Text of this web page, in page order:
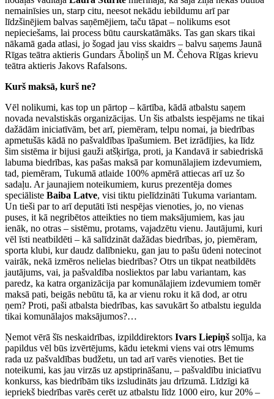
nemainīsies un, starp citu, neesot nekādu iebildumu arī par
līdzšinējiem balvas saņēmējiem, taču tāpat – nolikums esot
nepieciešams, lai process būtu caurskatāmāks. Tas gan skars tikai
nākamā gada atlasi, jo šogad jau viss skaidrs – balvu saņems Jaunā
Rīgas teātra aktieris Gundars Āboliņš un M. Čehova Rīgas krievu
teātra aktieris Jakovs Rafalsons.
Kurš maksā, kurš ne?
Vēl nolikumi, kas top un pārtop – kārtība, kādā atbalstu saņem
novada nevalstiskās organizācijas. Un šis atbalsts iespējams ne tikai
dažādām iniciatīvām, bet arī, piemēram, telpu nomai, ja biedrības
apmetušās kādā no pašvaldības īpašumiem. Bet izrādījies, ka līdz
šim sistēma ir bijusi gauži atšķirīga, proti, ja Kandavā ir sabiedriskā
labuma biedrības, kas pašas maksā par komunālajiem izdevumiem,
tad, piemēram, Tukumā atlaide 100% apmērā attiecas arī uz šo
sadaļu. Ar jaunajiem noteikumiem, kurus prezentēja domes
speciāliste Baiba Latve, visi tiktu pielīdzināti Tukuma variantam.
Un tieši par to arī deputāti īsti nespējas vienoties, jo, no vienas
puses, it kā negribētos atteikties no tiem maksājumiem, kas jau
ienāk, no otras – sistēmu, protams, vajadzētu vienu. Jautājumi, kuri
vēl īsti neatbildēti – kā salīdzināt dažādas biedrības, jo, piemēram,
sporta klubi, kur daudz dalībnieku, gan jau to pašu ūdeni notecinot
vairāk, nekā izmēros nelielas biedrības? Otrs un tikpat neatbildēts
jautājums, vai, ja pašvaldība nosliektos par labu variantam, kas
paredz, ka katra organizācija par komunālajiem izdevumiem tomēr
maksā pati, beigās nebūtu tā, ka ar vienu roku it kā dod, ar otru
ņem? Proti, paši atbalsta biedrības, kas savukārt šo atbalstu iegulda
tikai komunālajos maksājumos?…
Ņemot vērā šīs neskaidrības, izpilddirektors Ivars Liepiņš solīja, ka
papildus vēl būs izvērtējums, kādu ietekmi viens vai otrs lēmums
rada uz pašvaldības budžetu, un tad arī varēs vienoties. Bet tie
noteikumi, kas jau virzās uz apstiprināšanu, – pašvaldību iniciatīvu
konkurss, kas biedrībām tiks izsludināts jau drīzumā. Līdzīgi kā
iepriekš biedrības varēs cerēt uz atbalstu līdz 1000 eiro, kur 20% –